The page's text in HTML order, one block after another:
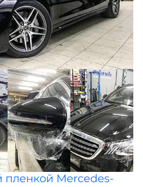
Mercedes-